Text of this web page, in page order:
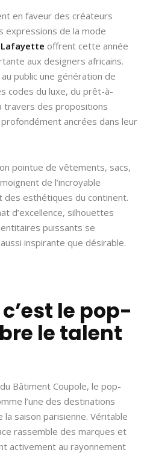
en faveur des créateurs
expressions de la mode
offrent cette année
aux designers africains.
public une génération de
codes du luxe, du prêt-à-
travers des propositions
ancrées dans leur
pointue de vêtements, sacs,
de l’incroyable
esthétiques du continent.
d’excellence, silhouettes
puissants se
inspirante que désirable.
le pop-
le talent
Bâtiment Coupole, le pop-
l’une des destinations
saison parisienne. Véritable
rassemble des marques et
activement au rayonnement